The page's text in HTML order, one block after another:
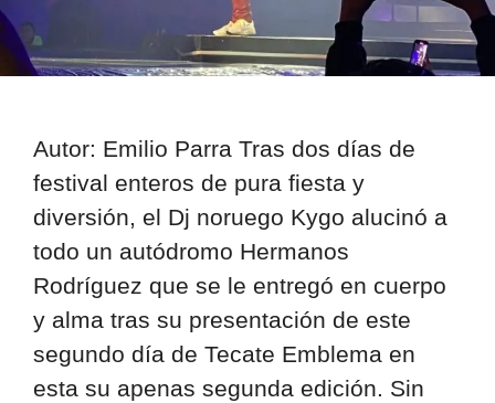
Autor: Emilio Parra Tras dos días de
festival enteros de pura fiesta y
diversión, el Dj noruego Kygo alucinó a
todo un autódromo Hermanos
Rodríguez que se le entregó en cuerpo
y alma tras su presentación de este
segundo día de Tecate Emblema en
esta su apenas segunda edición. Sin